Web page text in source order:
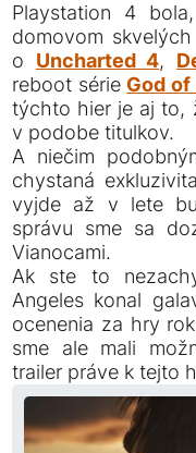
Playstation 4
domovom
o Uncharted 4,
reboot série God of
týchto hier je aj to,
v podobe titulkov.
A niečim
chystaná exkluzivita
vyjde až v lete
správu sme sa
Vianocami.
Ak ste to
Angeles konal
ocenenia za hry
sme ale mali
trailer práve k tejto